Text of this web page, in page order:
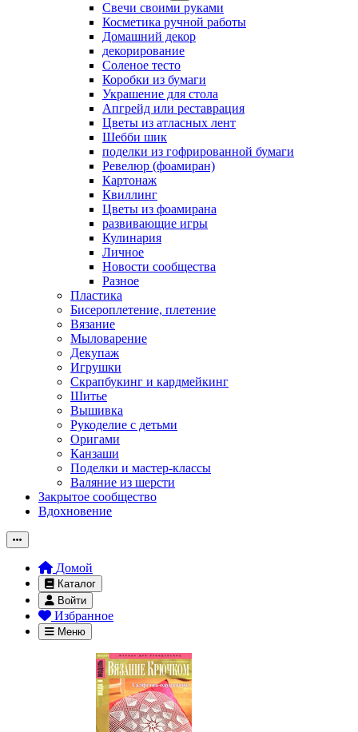
Свечи своими руками
Косметика ручной работы
Домашний декор
декорирование
Соленое тесто
Коробки из бумаги
Украшение для стола
Апгрейд или реставрация
Цветы из атласных лент
Шебби шик
поделки из гофрированной бумаги
Ревелюр (фоамиран)
Картонаж
Квиллинг
Цветы из фоамирана
развивающие игры
Кулинария
Личное
Новости сообщества
Разное
Пластика
Бисероплетение, плетение
Вязание
Мыловарение
Декупаж
Игрушки
Скрапбукинг и кардмейкинг
Шитье
Вышивка
Рукоделие с детьми
Оригами
Канзаши
Поделки и мастер-классы
Валяние из шерсти
Закрытое сообщество
Вдохновение
Домой
Каталог
Войти
Избранное
Меню